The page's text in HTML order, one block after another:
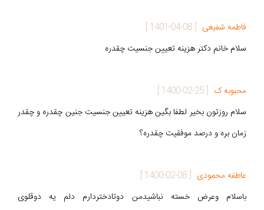
فاطمه شفیعی [
1401-04-08
]
سلام خانم دکتر هزینه تعیین جنسیت چقدره
محبوبه ک [
1400-02-25
]
سلام روزتون بخیر لطفا بگین هزینه تعیین جنسیت جنین چقدره و چقدر
زمان بره و درصد موفقیت چقدره؟
عاطفه محمودی [
1400-02-08
]
باسلام وعرض خسته نباشیدمن دوتادختردارم دلم یه دوقلوی